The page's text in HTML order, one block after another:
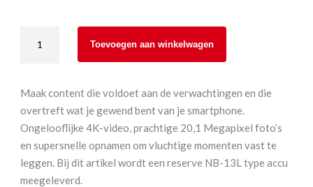
Powershot
Mark
Silver
aantal
Toevoegen aan winkelwagen
Maak content die voldoet aan de verwachtingen en die
overtreft wat je gewend bent van je smartphone.
Ongelooflijke 4K-video, prachtige 20,1 Megapixel foto’s
en supersnelle opnamen om vluchtige momenten vast te
leggen. Bij dit artikel wordt een reserve NB-13L type accu
meegeleverd.